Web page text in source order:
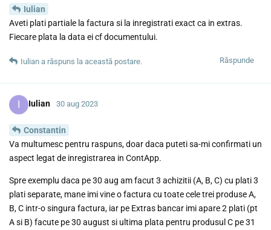
Iulian
Aveti plati partiale la factura si la inregistrati exact ca in extras.
Fiecare plata la data ei cf documentului.
Răspunde
Iulian a răspuns la această postare.
I Iulian 30 aug 2023
Constantin
Va multumesc pentru raspuns, doar daca puteti sa-mi confirmati un
aspect legat de inregistrarea in ContApp.
Spre exemplu daca pe 30 aug am facut 3 achizitii (A, B, C) cu plati 3
plati separate, mane imi vine o factura cu toate cele trei produse A,
B, C intr-o singura factura, iar pe Extras bancar imi apare 2 plati (pt
A si B) facute pe 30 august si ultima plata pentru produsul C pe 31